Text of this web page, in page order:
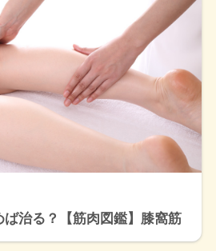
治る？【筋肉図鑑】膝窩筋